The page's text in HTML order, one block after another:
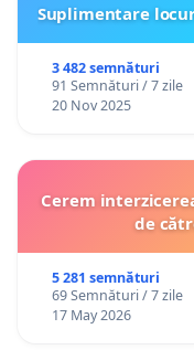
Suplimentare
3 482 semnături
91 Semnături / 7 zile
20 Nov 2025
Cerem
de
5 281 semnături
69 Semnături / 7 zile
17 May 2026